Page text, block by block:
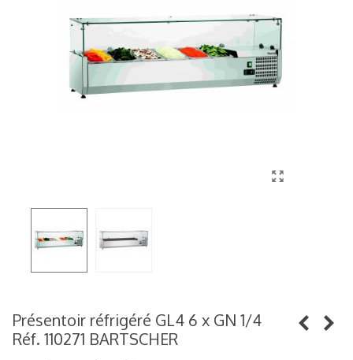
Présentoir réfrigéré GL4 6 x GN 1/4
Réf. 110271 BARTSCHER